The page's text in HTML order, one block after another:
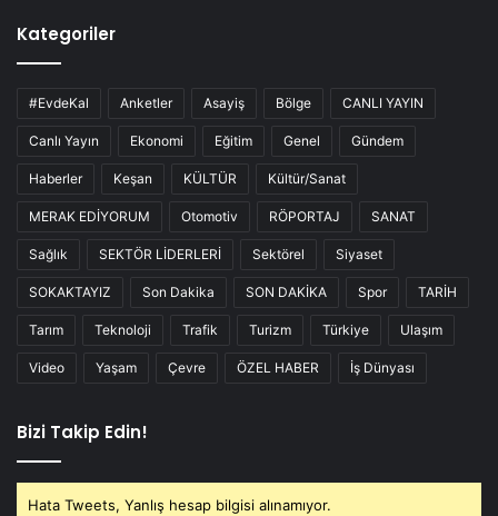
Kategoriler
#EvdeKal Anketler Asayiş Bölge CANLI YAYIN
Canlı Yayın Ekonomi Eğitim Genel Gündem
Haberler Keşan KÜLTÜR Kültür/Sanat
MERAK EDİYORUM Otomotiv RÖPORTAJ SANAT
Sağlık SEKTÖR LİDERLERİ Sektörel Siyaset
SOKAKTAYIZ Son Dakika SON DAKİKA Spor TARİH
Tarım Teknoloji Trafik Turizm Türkiye Ulaşım
Video Yaşam Çevre ÖZEL HABER İş Dünyası
Bizi Takip Edin!
Hata Tweets, Yanlış hesap bilgisi alınamıyor.